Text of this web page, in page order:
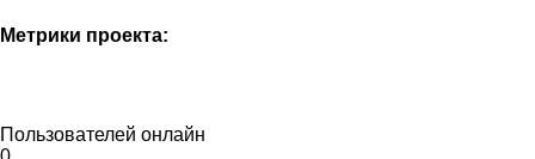
Метрики проекта:
Пользователей онлайн